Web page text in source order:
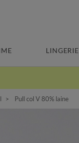
LINGERIE
Pull col V 80% laine